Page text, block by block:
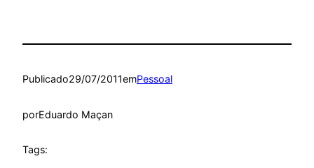
Publicado29/07/2011emPessoal
porEduardo Maçan
Tags: